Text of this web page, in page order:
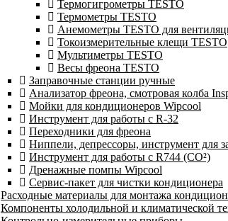
Термогигрометры TESTO
Термометры TESTO
Анемометры TESTO для
Токоизмерительные клещи TESTO
Мультиметры TESTO
Весы фреона TESTO
Заправочные станции ручные
Анализатор фреона, смотровая колба
Мойки для кондиционеров Wipcool
Инструмент для работы с R-32
Переходники для фреона
Ниппели, депрессоры, инструмент для
Инструмент для работы с R744 (CO²)
Дренажные помпы Wipcool
Сервис-пакет для чистки кондиционера
Расходные материалы для монтажа
Компоненты холодильной и климатической